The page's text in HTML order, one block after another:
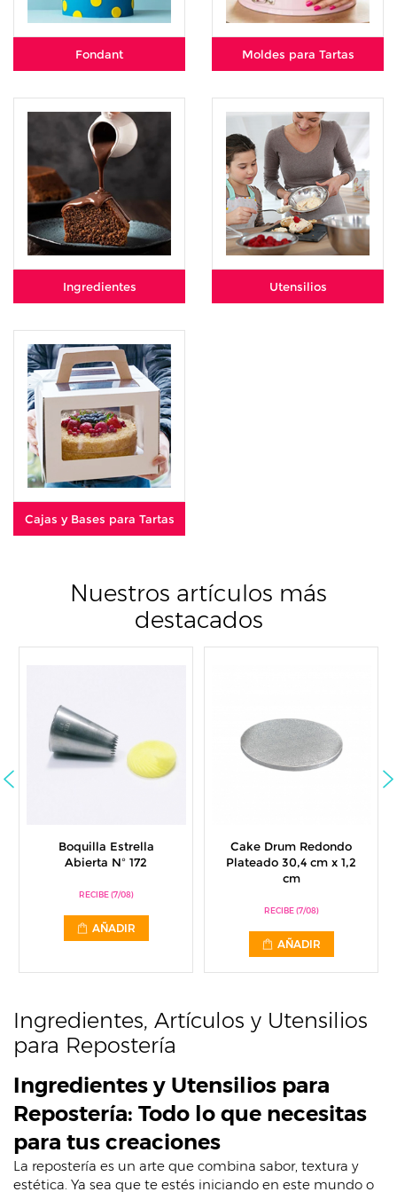
Fondant Moldes para Tartas
Ingredientes Utensilios
Cajas y Bases para Tartas
Nuestros artículos más
destacados
Boquilla Estrella
Abierta Nº 172
RECIBE (7/08)
AÑADIR
Cake Drum Redondo
Plateado 30,4 cm x 1,2
cm
RECIBE (7/08)
AÑADIR
Ingredientes, Artículos y Utensilios
para Repostería
Ingredientes y Utensilios para
Repostería: Todo lo que necesitas
para tus creaciones
La repostería es un arte que combina sabor, textura y
estética. Ya sea que te estés iniciando en este mundo o